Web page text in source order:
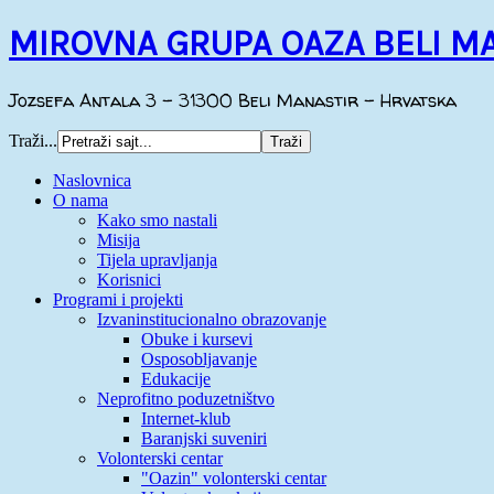
MIROVNA GRUPA OAZA BELI
Jozsefa Antala 3 - 31300 Beli Manastir - Hrvatska
Traži...
Naslovnica
O nama
Kako smo nastali
Misija
Tijela upravljanja
Korisnici
Programi i projekti
Izvaninstitucionalno obrazovanje
Obuke i kursevi
Osposobljavanje
Edukacije
Neprofitno poduzetništvo
Internet-klub
Baranjski suveniri
Volonterski centar
"Oazin" volonterski centar